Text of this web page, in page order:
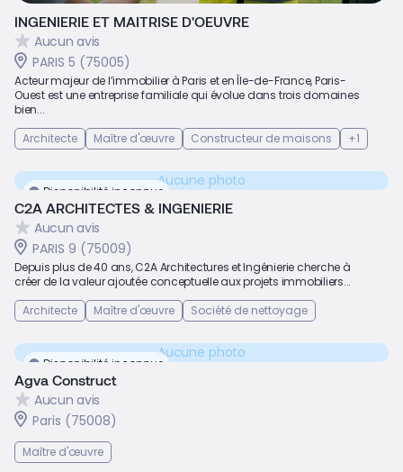
INGENIERIE ET MAITRISE D'OEUVRE
Aucun avis
PARIS 5 (75005)
Acteur majeur de l’immobilier à Paris et en Île-de-France, Paris-
Ouest est une entreprise familiale qui évolue dans trois domaines
bien...
Architecte
Maître d'œuvre Constructeur de maisons +1
Disponibilité inconnue
Aucune photo
C2A ARCHITECTES & INGENIERIE
Aucun avis
PARIS 9 (75009)
Depuis plus de 40 ans, C2A Architectures et Ingénierie cherche à
créer de la valeur ajoutée conceptuelle aux projets immobiliers...
Architecte
Maître d'œuvre Société de nettoyage
Disponibilité inconnue
Aucune photo
Agva Construct
Aucun avis
Paris (75008)
Maître d'œuvre